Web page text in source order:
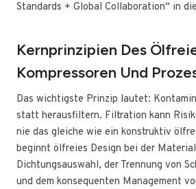
Standards + Global Collaboration“ in
Kernprinzipien Des
Kompressoren Und
Das wichtigste Prinzip lautet:
statt herausfiltern. Filtration kann
nie das gleiche wie ein konstruktiv
beginnt ölfreies Design bei der
Dichtungsauswahl, der Trennung von
und dem konsequenten Management